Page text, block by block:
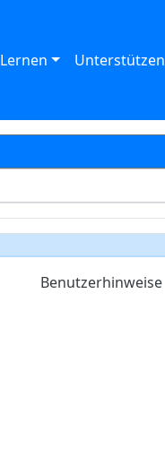
Lernen Unterstützen
Benutzerhinweise